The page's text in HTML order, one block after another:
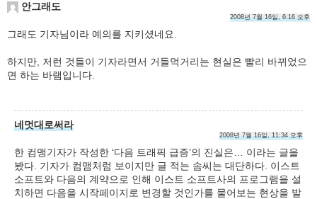
안그래도
2008년 7월 16일, 6:16 오후
그래도 기자님이라 예의를 지키셨네요.
하지만, 저런 것들이 기자라면서 거들먹거리는 현실은 빨리 바뀌었으
면 하는 바램입니다.
네멋대로써라
2008년 7월 16일, 11:34 오후
한 컴맹기자가 작성한 ‘다음 트래픽 급증’의 진실은… 이라는 글을
봤다. 기자가 컴맴처럼 보이지만 글 적는 솜씨는 대단하다. 이스트
소프트와 다음의 계약으로 인해 이스트 소프트사의 프로그램을 설
치하면 다음을 시작페이지로 변경할 것인가를 물어보는 현상을 발